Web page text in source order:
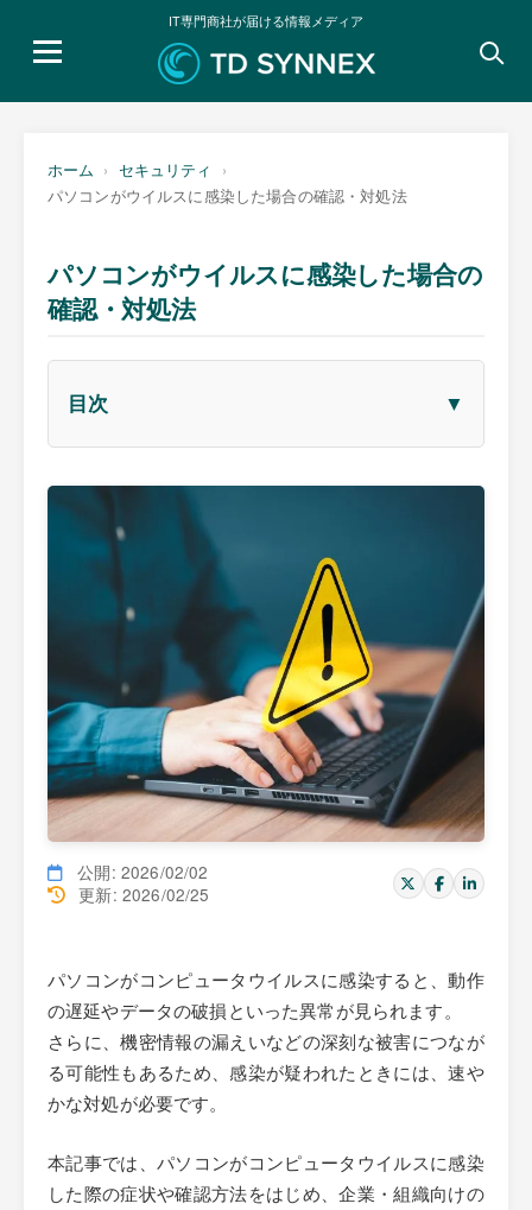
IT専門商社が届ける情報メディア
検
ホーム
セキュリティ
パソコンがウイルスに感染した場合の確認・対処法
パソコンがウイルスに感染した場合の
確認・対処法
目次 ▼
公開: 2026/02/02
更新: 2026/02/25
パソコンがコンピュータウイルスに感染すると、動作
の遅延やデータの破損といった異常が見られます。
さらに、機密情報の漏えいなどの深刻な被害につなが
る可能性もあるため、感染が疑われたときには、速や
かな対処が必要です。
本記事では、パソコンがコンピュータウイルスに感染
した際の症状や確認方法をはじめ、企業・組織向けの